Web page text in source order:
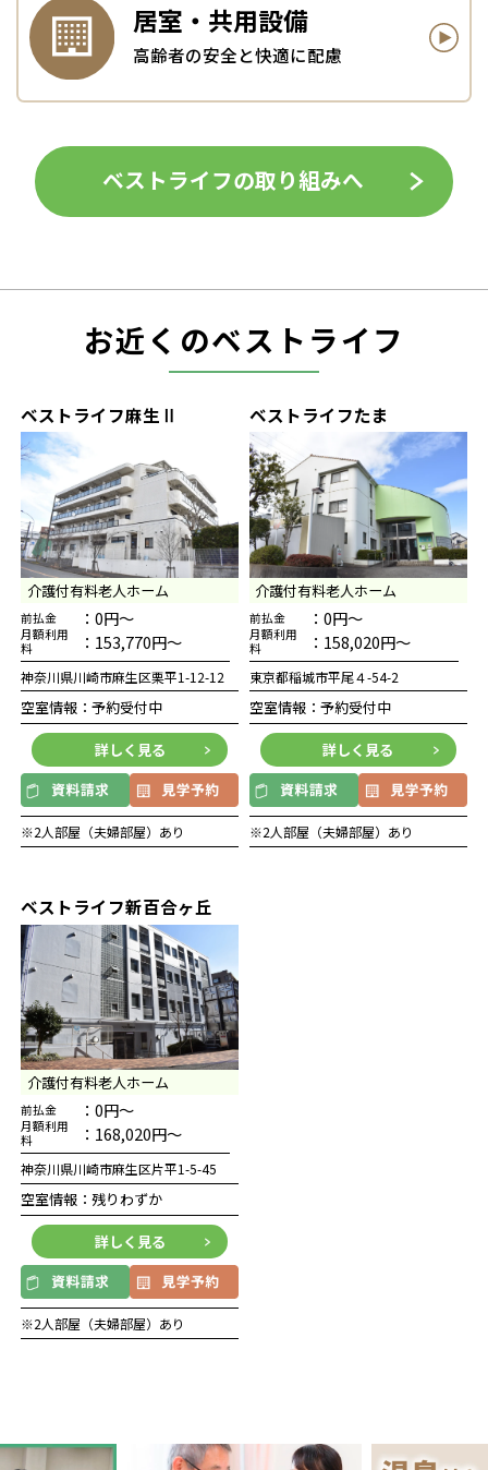
居室・ 共用設備
高齢者の安全と快適に配慮
ベストライフの取り組みへ
お近くのベストライフ
ベストライフ麻生Ⅱ
介護付有料老人ホーム
前払金 ：0円～
月額利用
料
：153,770円～
神奈川県川崎市麻生区栗平1-12-12
空室情報：予約受付中
詳しく見る
※2人部屋（夫婦部屋）あり
ベストライフたま
介護付有料老人ホーム
前払金 ：0円～
月額利用
料
：158,020円～
東京都稲城市平尾４-54-2
空室情報：予約受付中
詳しく見る
※2人部屋（夫婦部屋）あり
ベストライフ新百合ヶ丘
介護付有料老人ホーム
前払金 ：0円～
月額利用
料
：168,020円～
神奈川県川崎市麻生区片平1-5-45
空室情報：残りわずか
詳しく見る
※2人部屋（夫婦部屋）あり